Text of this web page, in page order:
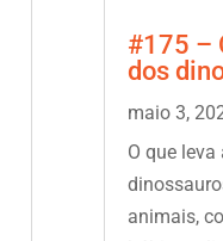
#175 –
dos
maio 3,
O que
animais,